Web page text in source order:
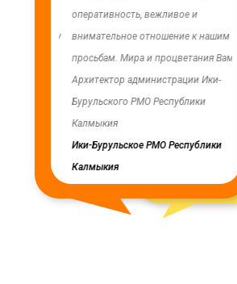
оперативность, вежливое и
внимательное отношение к нашим
просьбам. Мира и процветания Вам!
Архитектор администрации Ики-
Бурульского РМО Республики
Калмыкия
Ики-Бурульское РМО Республики
Калмыкия